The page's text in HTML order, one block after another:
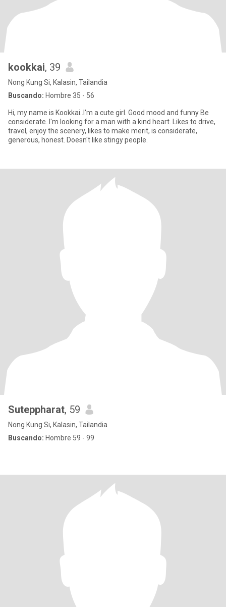
kookkai, 39
Nong Kung Si, Kalasin, Tailandia
Buscando: Hombre 35 - 56
Hi, my name is Kookkai..I'm a cute girl. Good mood and funny Be
considerate..I'm looking for a man with a kind heart. Likes to drive,
travel, enjoy the scenery, likes to make merit, is considerate,
generous, honest. Doesn't like stingy people.
Suteppharat, 59
Nong Kung Si, Kalasin, Tailandia
Buscando: Hombre 59 - 99